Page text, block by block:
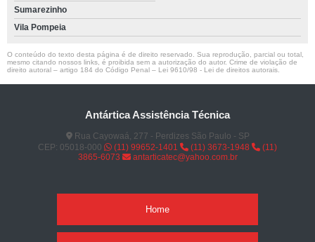
Sumarezinho
Vila Pompeia
O conteúdo do texto desta página é de direito reservado. Sua reprodução, parcial ou total,
mesmo citando nossos links, é proibida sem a autorização do autor. Crime de violação de
direito autoral – artigo 184 do Código Penal – Lei 9610/98 - Lei de direitos autorais
Antártica Assistência Técnica
Rua Cayowaá, 277 - Perdizes São Paulo - SP
CEP: 05018-000
(11) 99652-1401 (11) 3673-1948
(11)
3865-6073
antarticatec@yahoo.com.br
Home